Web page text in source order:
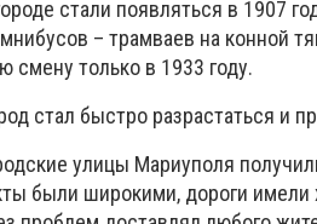
стали появляться в 1907
– трамваев на конной
смену только в 1933 году.
стал быстро разрастаться и
улицы Мариуполя
были широкими, дороги